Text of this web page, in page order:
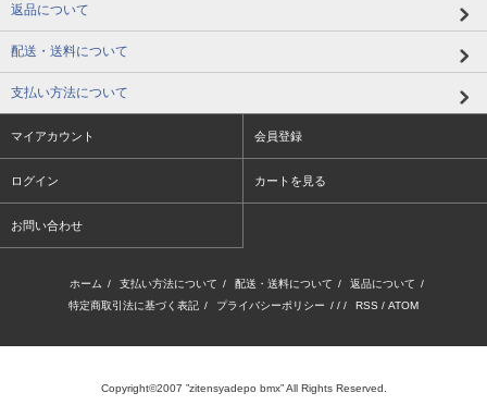
返品について
配送・送料について
支払い方法について
マイアカウント 会員登録
ログイン カートを見る
お問い合わせ
ホーム / 支払い方法について / 配送・送料について / 返品について /
特定商取引法に基づく表記 / プライバシーポリシー / / / RSS / ATOM
Copyright©2007 ”zitensyadepo bmx” All Rights Reserved.